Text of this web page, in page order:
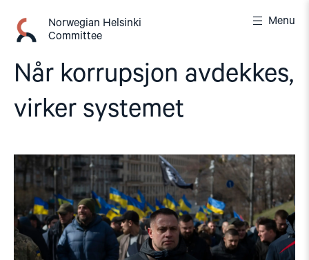
content
Norwegian Helsinki
Committee
Menu
Når korrupsjon avdekkes,
virker systemet